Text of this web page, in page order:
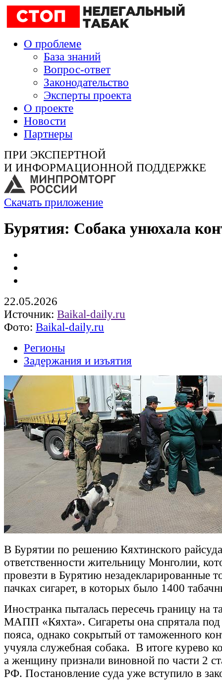
О проблеме
База знаний
Вопрос-ответ
Законодательство
Эксперты проекта
О проекте
Новости
Партнеры
ПРИ ЭКСПЕРТНОЙ
И ИНФОРМАЦИОННОЙ ПОДДЕРЖКЕ
Скачать приложение
Бурятия: Собака унюхала
22.05.2026
Источник: Baikal-daily.ru
Фото: Baikal-daily.ru
Регионы
Задержания и изъятия
В Бурятии по решению Кяхтинского
ответственности жительницу Монголии,
провезти в Бурятию незадекларированные
пачках сигарет, в которых было 1400
Иностранка пыталась пересечь границу на
МАПП «Кяхта». Сигареты она спрятала
пояса, однако сокрытый от таможенного
учуяла служебная собака. В итоге курево
а женщину признали виновной по части 2
РФ. Постановление суда уже вступило в